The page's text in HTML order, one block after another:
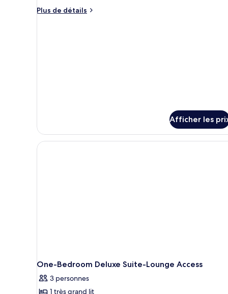
chambre :
Plus de détails
Plus
Afficher les
One-Bedroom Deluxe Suite-Lounge Access
3 personnes
1 très grand lit